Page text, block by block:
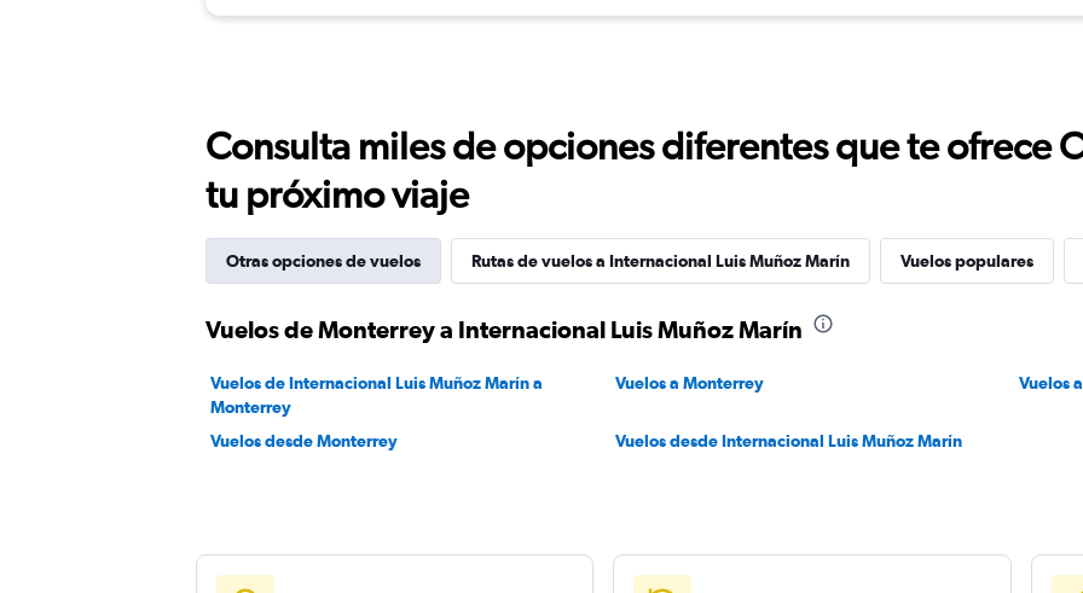
Consulta miles de opciones diferentes que te ofrece
tu próximo viaje
Otras opciones de vuelos Rutas de vuelos a Internacional Luis Muñoz Marín Vuelos populares
Vuelos de Monterrey a Internacional Luis Muñoz Marín
Vuelos de Internacional Luis Muñoz Marín a
Monterrey
Vuelos a Monterrey Vuelos
Vuelos desde Monterrey Vuelos desde Internacional Luis Muñoz Marín